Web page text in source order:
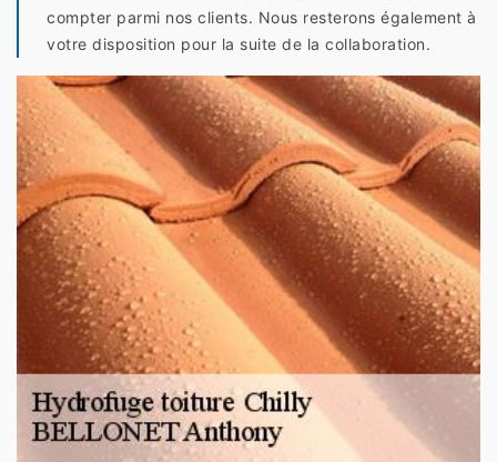
compter parmi nos clients. Nous resterons également à
votre disposition pour la suite de la collaboration.